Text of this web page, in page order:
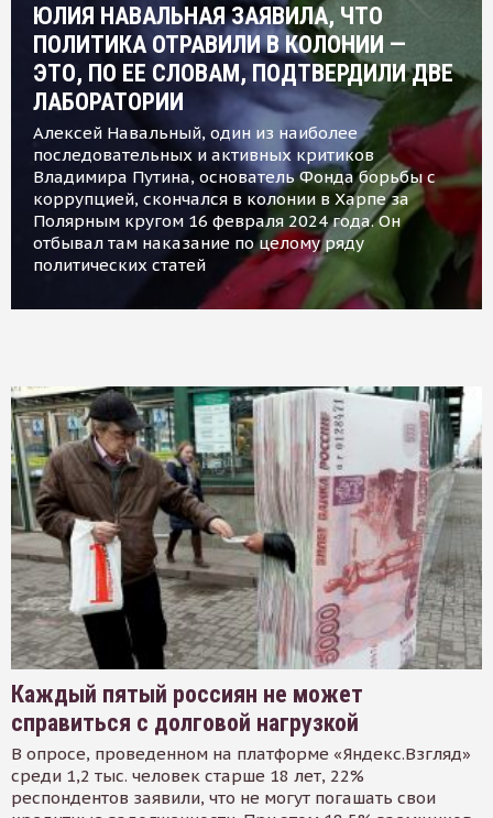
ЮЛИЯ НАВАЛЬНАЯ ЗАЯВИЛА, ЧТО
ПОЛИТИКА ОТРАВИЛИ В КОЛОНИИ —
ЭТО, ПО ЕЕ СЛОВАМ, ПОДТВЕРДИЛИ ДВЕ
ЛАБОРАТОРИИ
Алексей Навальный, один из наиболее
последовательных и активных критиков
Владимира Путина, основатель Фонда борьбы с
коррупцией, скончался в колонии в Харпе за
Полярным кругом 16 февраля 2024 года. Он
отбывал там наказание по целому ряду
политических статей
Каждый пятый россиян не может
справиться с долговой нагрузкой
В опросе, проведенном на платформе «Яндекс.Взгляд»
среди 1,2 тыс. человек старше 18 лет, 22%
респондентов заявили, что не могут погашать свои